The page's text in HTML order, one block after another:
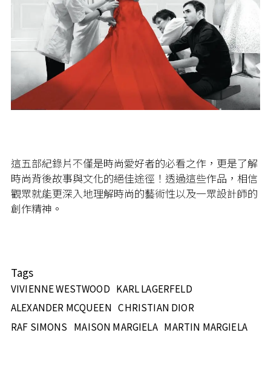
這五部紀錄片不僅是時尚愛好者的必看之作，更是了解
時尚背後故事與文化的絕佳途徑！透過這些作品，相信
觀眾就能更深入地理解時尚的藝術性以及一眾設計師的
創作精神。
Tags
VIVIENNE WESTWOOD KARL LAGERFELD
ALEXANDER MCQUEEN CHRISTIAN DIOR
RAF SIMONS MAISON MARGIELA MARTIN MARGIELA